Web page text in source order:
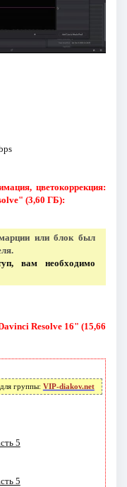
цветокоррекция:
(3,60 ГБ):
или блок был
вам необходимо
Resolve 16" (15,66
группы: VIP-diakov.net
5
5